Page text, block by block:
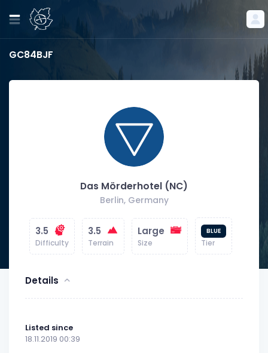
GC84BJF
Das Mörderhotel (NC)
Berlin, Germany
3.5
Difficulty
3.5
Terrain
Large
Size
BLUE
Tier
Details
Listed since
18.11.2019 00:39